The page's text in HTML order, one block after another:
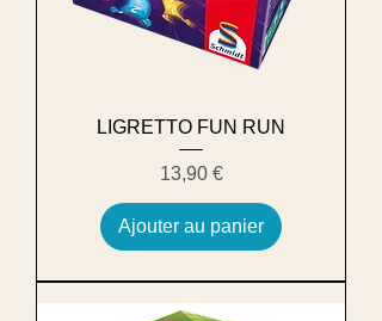
LIGRETTO FUN RUN
Prix
13,90 €
Ajouter au panier